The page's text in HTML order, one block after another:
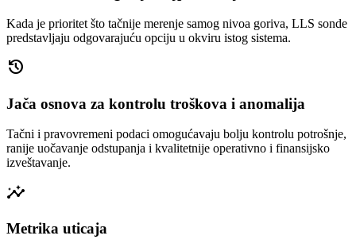
Kada je prioritet što tačnije merenje samog nivoa goriva, LLS sonde
predstavljaju odgovarajuću opciju u okviru istog sistema.
history
Jača osnova za kontrolu troškova i anomalija
Tačni i pravovremeni podaci omogućavaju bolju kontrolu potrošnje,
ranije uočavanje odstupanja i kvalitetnije operativno i finansijsko
izveštavanje.
insights
Metrika uticaja